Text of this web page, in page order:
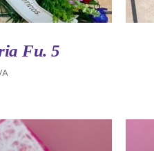
Fu. 5